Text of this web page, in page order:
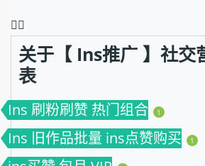
❤️‍🔥
关于【 Ins推广 】社交
表
Ins 刷粉刷赞 热门组合 1
Ins 旧作品批量 ins点赞购买 1